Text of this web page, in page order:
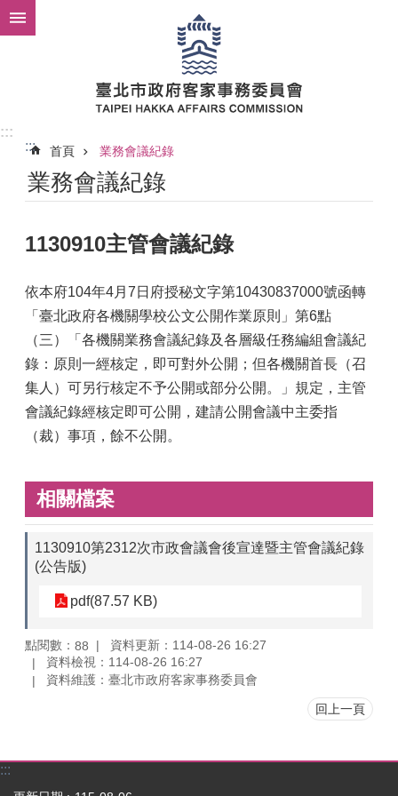
跳到主要內容區塊
:::
:::
首頁 業務會議紀錄
業務會議紀錄
1130910主管會議紀錄
依本府104年4月7日府授秘文字第10430837000號函轉
「臺北政府各機關學校公文公開作業原則」第6點
（三）「各機關業務會議紀錄及各層級任務編組會議紀
錄：原則一經核定，即可對外公開；但各機關首長（召
集人）可另行核定不予公開或部分公開。」規定，主管
會議紀錄經核定即可公開，建請公開會議中主委指
（裁）事項，餘不公開。
相關檔案
1130910第2312次市政會議會後宣達暨主管會議紀錄
(公告版)
pdf(87.57 KB)
點閱數： 88
資料更新：114-08-26 16:27
資料檢視：114-08-26 16:27
資料維護：臺北市政府客家事務委員會
回上一頁
:::